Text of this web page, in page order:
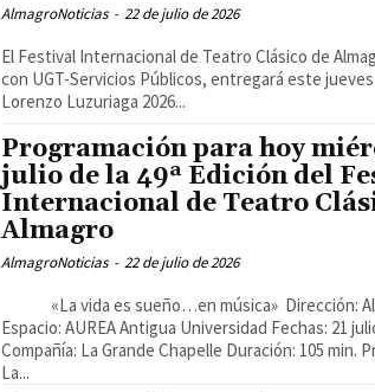
AlmagroNoticias - 22 de julio de 2026
El Festival Internacional de Teatro Clásico de
con UGT-Servicios Públicos, entregará este
Lorenzo Luzuriaga 2026...
Programación para hoy
julio de la 49ª Edición del
Internacional de Teatro
Almagro
AlmagroNoticias - 22 de julio de 2026
Espacio: AUREA Antigua Universidad Fechas: 21
Compañía: La Grande Chapelle Duración: 105 min.
La...